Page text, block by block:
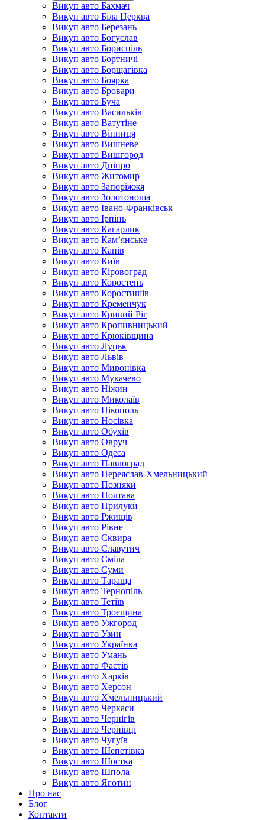
Викуп авто Бахмач
Викуп авто Біла Церква
Викуп авто Березань
Викуп авто Богуслав
Викуп авто Бориспіль
Викуп авто Бортничі
Викуп авто Борщагівка
Викуп авто Боярка
Викуп авто Бровари
Викуп авто Буча
Викуп авто Васильків
Викуп авто Ватутіне
Викуп авто Вінниця
Викуп авто Вишневе
Викуп авто Вишгород
Викуп авто Дніпро
Викуп авто Житомир
Викуп авто Запоріжжя
Викуп авто Золотоноша
Викуп авто Івано-Франківськ
Викуп авто Ірпінь
Викуп авто Кагарлик
Викуп авто Кам’янське
Викуп авто Канів
Викуп авто Київ
Викуп авто Кіровоград
Викуп авто Коростень
Викуп авто Коростишів
Викуп авто Кременчук
Викуп авто Кривий Ріг
Викуп авто Кропивницький
Викуп авто Крюківщина
Викуп авто Луцьк
Викуп авто Львів
Викуп авто Миронівка
Викуп авто Мукачево
Викуп авто Ніжин
Викуп авто Миколаїв
Викуп авто Нікополь
Викуп авто Носівка
Викуп авто Обухів
Викуп авто Овруч
Викуп авто Одеса
Викуп авто Павлоград
Викуп авто Переяслав-Хмельницький
Викуп авто Позняки
Викуп авто Полтава
Викуп авто Прилуки
Викуп авто Ржищів
Викуп авто Рівне
Викуп авто Сквира
Викуп авто Славутич
Викуп авто Сміла
Викуп авто Суми
Викуп авто Тараща
Викуп авто Тернопіль
Викуп авто Тетіїв
Викуп авто Троєщина
Викуп авто Ужгород
Викуп авто Узин
Викуп авто Українка
Викуп авто Умань
Викуп авто Фастів
Викуп авто Харків
Викуп авто Херсон
Викуп авто Хмельницький
Викуп авто Черкаси
Викуп авто Чернігів
Викуп авто Чернівці
Викуп авто Чугуїв
Викуп авто Шепетівка
Викуп авто Шостка
Викуп авто Шпола
Викуп авто Яготин
Про нас
Блог
Контакти